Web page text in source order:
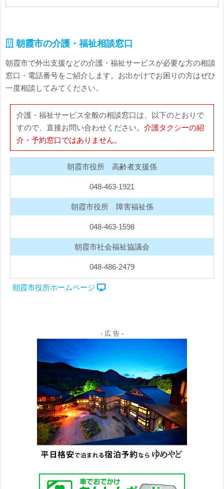
朝霞市の介護・福祉相談窓口
朝霞市で外出支援などの介護・福祉サービスが必要な方の相談
窓口・電話番号をご紹介します。お出かけでお困りの方はぜひ
一度相談してみてください。
介護・福祉サービス全般の相談窓口は、以下のとおりで
すので、直接お問い合わせください。 介護タクシーの紹
介・予約窓口ではありません。
朝霞市役所 高齢者支援係
048-463-1921
朝霞市役所 障害福祉係
048-463-1598
朝霞市社会福祉協議会
048-486-2479
朝霞市役所ホームページ
- 広 告 -